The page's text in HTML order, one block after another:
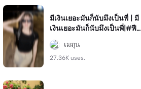
มีเงินเยอะมันก็นับมึงเป็นพี่ | มี
เงินเยอะมันก็นับมึงเป็นพี่|#ฟีด
ไหม❔🖐🏻 #เล่นเพลง🎵 #ฟีดห
น่อย🧋 #เท่ๆ #เท่ๆ😎
เมถุน
27.36K uses.